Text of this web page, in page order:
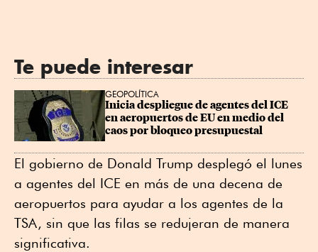
Te puede interesar
GEOPOLÍTICA
Inicia despliegue de agentes del ICE
en aeropuertos de EU en medio del
caos por bloqueo presupuestal
El gobierno de Donald Trump desplegó el lunes
a agentes del ICE en más de una decena de
aeropuertos para ayudar a los agentes de la
TSA, sin que las filas se redujeran de manera
significativa.